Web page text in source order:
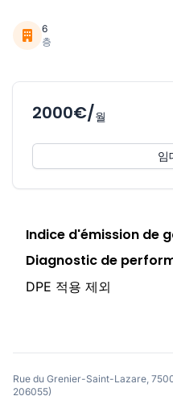
6
층
2000€/월
임
Indice d'émission de
Diagnostic de
DPE 적용 제외
Rue du Grenier-Saint-Lazare,
206055)